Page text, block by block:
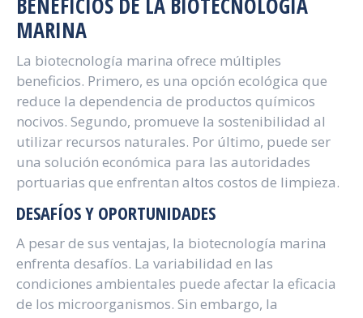
MARINA
La biotecnología marina ofrece múltiples
beneficios. Primero, es una opción ecológica que
reduce la dependencia de productos químicos
nocivos. Segundo, promueve la sostenibilidad al
utilizar recursos naturales. Por último, puede ser
una solución económica para las autoridades
portuarias que enfrentan altos costos de limpieza.
DESAFÍOS Y OPORTUNIDADES
A pesar de sus ventajas, la biotecnología marina
enfrenta desafíos. La variabilidad en las
condiciones ambientales puede afectar la eficacia
de los microorganismos. Sin embargo, la